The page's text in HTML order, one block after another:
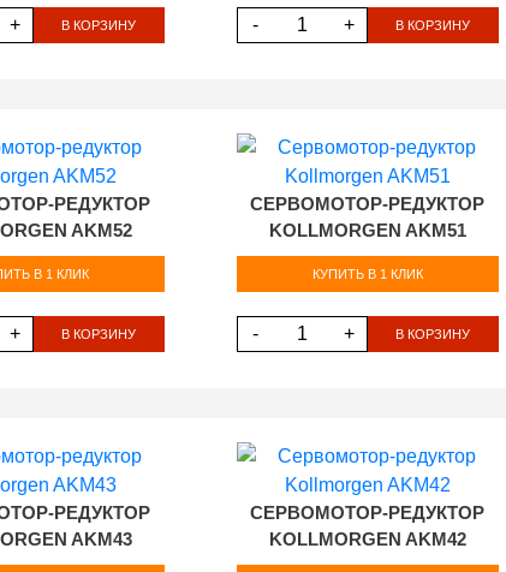
+ В КОРЗИНУ - + В КОРЗИНУ
РЕДУКТОР
AKM52
В 1 КЛИК
+ В КОРЗИНУ
СЕРВОМОТОР-РЕДУКТОР
KOLLMORGEN AKM51
КУПИТЬ В 1 КЛИК
- + В КОРЗИНУ
РЕДУКТОР
AKM43
СЕРВОМОТОР-РЕДУКТОР
KOLLMORGEN AKM42